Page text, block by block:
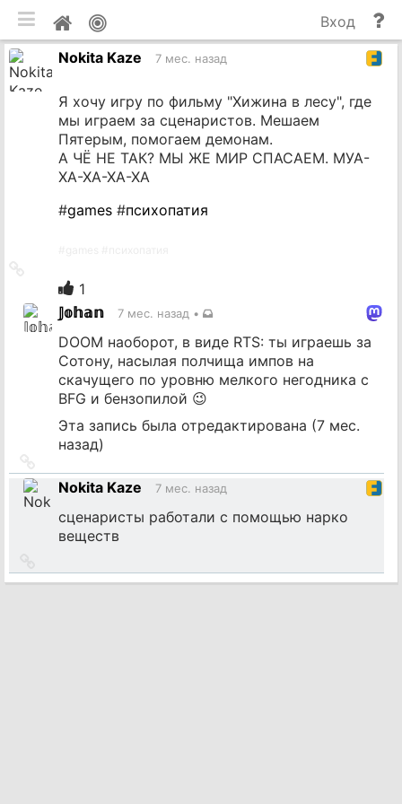
Мой
профиль
и
Вход
Nokita Kaze
7 мес. назад
Я хочу игру по фильму "Хижина в лесу", где
мы играем за сценаристов. Мешаем
Пятерым, помогаем демонам.
А ЧЁ НЕ ТАК? МЫ ЖЕ МИР СПАСАЕМ. МУА-
ХА-ХА-ХА-ХА
#games #психопатия
источник
1
𝕁𝕠𝕙𝕒𝕟
7 мес. назад •
DOOM наоборот, в виде RTS: ты играешь за
Сотону, насылая полчища импов на
скачущего по уровню мелкого негодника с
BFG и бензопилой 😉
Эта запись была отредактирована (7 мес.
назад)
на
источник
Nokita Kaze 7 мес. назад
сценаристы работали с помощью нарко
веществ
на
мобильная версия